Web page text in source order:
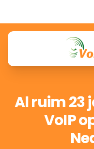
Al ruim 23
VoIP